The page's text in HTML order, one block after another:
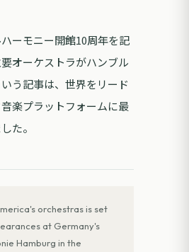
ハーモニー開館10周年を記
オーケストラがハンブル
う記事は、世界をリード
楽プラットフォームに最
た。
orchestras is set
at Germany's
Hamburg in the